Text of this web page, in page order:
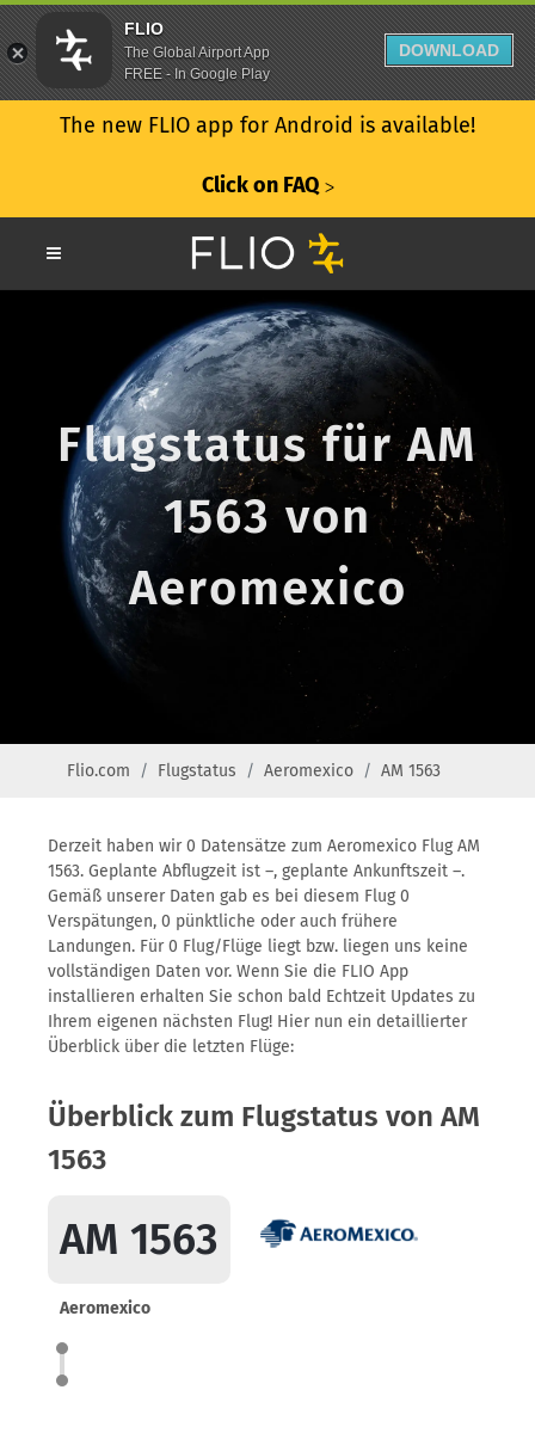
The new FLIO app for Android is available!
Click on FAQ ᐳ
Flugstatus für AM
1563 von
Aeromexico
Flio.com Flugstatus Aeromexico AM 1563
Derzeit haben wir 0 Datensätze zum Aeromexico Flug AM
1563. Geplante Abflugzeit ist –, geplante Ankunftszeit –.
Gemäß unserer Daten gab es bei diesem Flug 0
Verspätungen, 0 pünktliche oder auch frühere
Landungen. Für 0 Flug/Flüge liegt bzw. liegen uns keine
vollständigen Daten vor. Wenn Sie die FLIO App
installieren erhalten Sie schon bald Echtzeit Updates zu
Ihrem eigenen nächsten Flug! Hier nun ein detaillierter
Überblick über die letzten Flüge:
Überblick zum Flugstatus von AM
1563
AM 1563
Aeromexico
FLIO
The Global Airport App
FREE - In Google Play
DOWNLOAD